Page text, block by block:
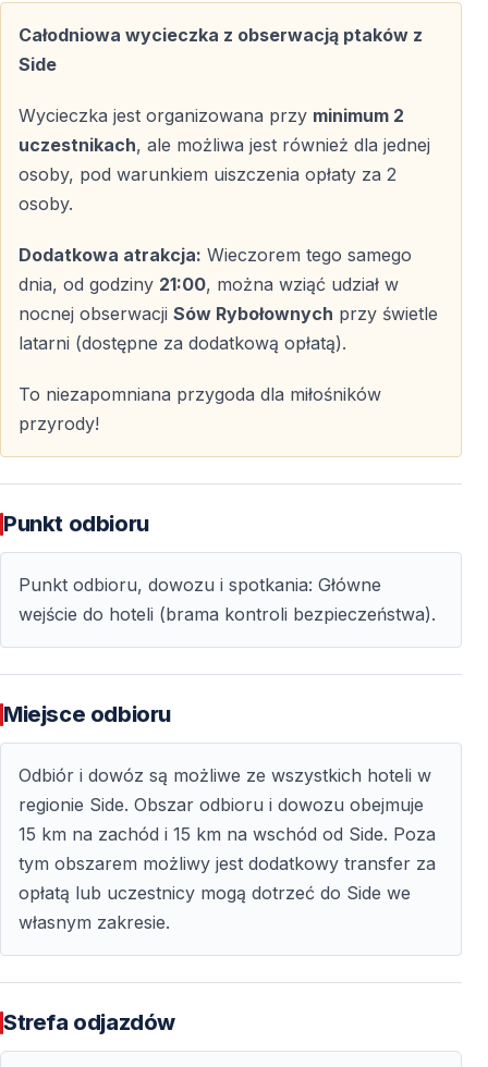
Artvin, Hatay i Bosfor — kluczowe punkty migracyjne
Side, Akseki i zaplecze Antalyi — rzadkie i endemiczne
Obserwacja Ptaków w Side i Akseki
Tereny podmokłe w Side przyciągają ptaki brodzące,
czaple i barwne żołny — natomiast górzyste okolice
obserwacji różnych ekosystemów na niewielkim
obszarze — to jeden z największych atutów tego
regionu.
Gatunki Często Spotykane
Żołny i kraski — intensywne barwy i dynamiczny lot
Orzeł cesarski i orzełek wężojad — imponujące
drapieżniki
Sowy i ptaki leśne w górskich lasach sosnowych —
spokojne, wyjątkowe obserwacje
Wycieczki Ornitologiczne z Doświadczonym
Przewodnikiem
doświadczonych obserwatorów — łączą naukę,
znający region — prowadzą do najlepszych miejsc —
pomagają rozpoznawać gatunki po wyglądzie i głosach.
Czego Możesz Się Spodziewać
Lokalizacje dobierane do pory roku — większa
Wiedza o siedliskach, migracjach i ochronie przyrody
— głębsze zrozumienie
Całodniowa wycieczka z obserwacją ptaków z
Side
Wycieczka jest organizowana przy minimum 2
uczestnikach, ale możliwa jest również dla jednej
osoby, pod warunkiem uiszczenia opłaty za 2
osoby.
Dodatkowa atrakcja: Wieczorem tego samego
dnia, od godziny 21:00, można wziąć udział w
nocnej obserwacji Sów Rybołownych przy świetle
latarni (dostępne za dodatkową opłatą).
To niezapomniana przygoda dla miłośników
przyrody!
Punkt odbioru
Punkt odbioru, dowozu i spotkania: Główne
wejście do hoteli (brama kontroli bezpieczeństwa).
Miejsce odbioru
Odbiór i dowóz są możliwe ze wszystkich hoteli w
regionie Side. Obszar odbioru i dowozu obejmuje
15 km na zachód i 15 km na wschód od Side. Poza
tym obszarem możliwy jest dodatkowy transfer za
opłatą lub uczestnicy mogą dotrzeć do Side we
własnym zakresie.
Strefa odjazdów